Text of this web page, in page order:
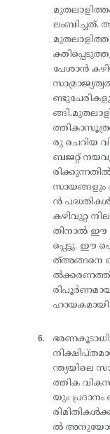
ലംബിച്ചത്.
പേശാൻ
രു ചെറിയ
ബജറ്റ്
സായങ്ങളും
ൻ
കഴിവുറ്റ
തിനാൽ ഈ
പ്പെട്ടു. ഈ
ത്അങ്ങനെ
ഹായകമായി.
ന്ത്യയിലെ
ത്തിക
യും
ൽ